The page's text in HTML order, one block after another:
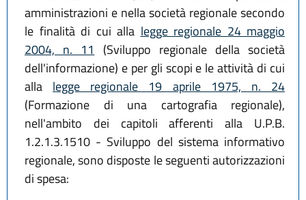
amministrazioni e nella società regionale secondo
le finalità di cui alla legge regionale 24 maggio
2004, n. 11
(Sviluppo regionale della società
dell'informazione) e per gli scopi e le attività di cui
alla legge regionale 19 aprile 1975, n. 24
(Formazione di una cartografia regionale),
nell'ambito dei capitoli afferenti alla U.P.B.
1.2.1.3.1510 - Sviluppo del sistema informativo
regionale, sono disposte le seguenti autorizzazioni
di spesa: